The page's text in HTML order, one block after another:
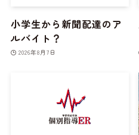
小学生から新聞配達のア
ルバイト？
2026年8月7日